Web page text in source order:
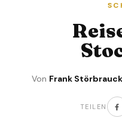
Von Frank Störbrauck
TEILEN